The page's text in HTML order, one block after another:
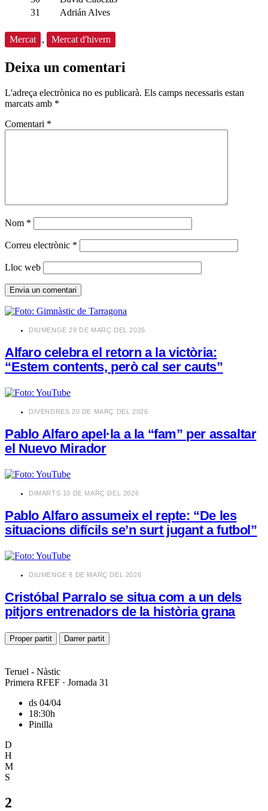
31
Adrián Alves
Mercat , Mercat d'hivern
Deixa un comentari
L'adreça electrònica no es publicarà. Els camps necessaris estan
marcats amb *
Comentari *
Nom *
Correu electrònic *
Lloc web
​DIUMENGE 29 DE MARÇ DEL 2026
Alfaro celebra el retorn a la victòria:
“Estem contents, però cal ser cauts”
​DIVENDRES 20 DE MARÇ DEL 2026
Pablo Alfaro apel·la a la “fam” per assaltar
el Nuevo Mirador
​DIMARTS 10 DE MARÇ DEL 2026
Pablo Alfaro assumeix el repte: “De les
situacions difícils se’n surt jugant a futbol”
​DIUMENGE 8 DE MARÇ DEL 2026
Cristóbal Parralo se situa com a un dels
pitjors entrenadors de la història grana
Proper partit Darrer partit
Teruel - Nàstic
Primera RFEF · Jornada 31
ds 04/04
18:30h
Pinilla
D
H
M
S
2